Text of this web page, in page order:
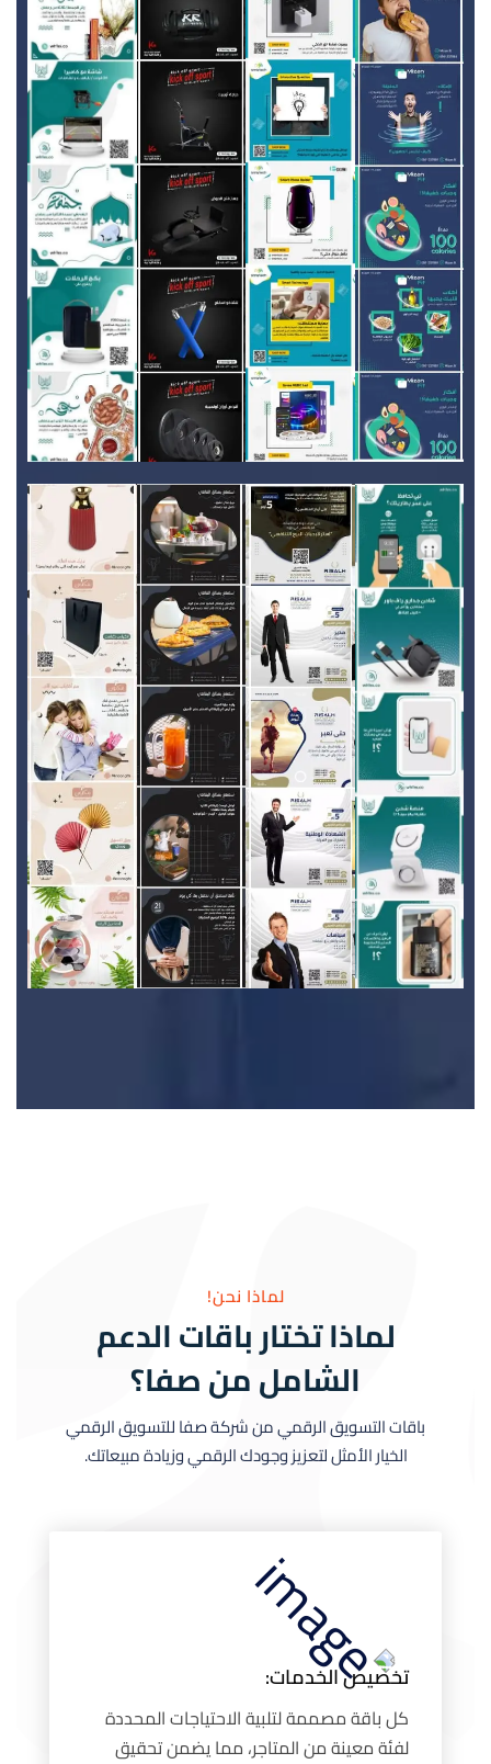
لماذا نحن!
لماذا تختار باقات الدعم
الشامل من صفا؟
باقات التسويق الرقمي من شركة صفا للتسويق الرقمي
الخيار الأمثل لتعزيز وجودك الرقمي وزيادة مبيعاتك.
تخصيص الخدمات:
كل باقة مصممة لتلبية الاحتياجات المحددة
لفئة معينة من المتاجر، مما يضمن تحقيق